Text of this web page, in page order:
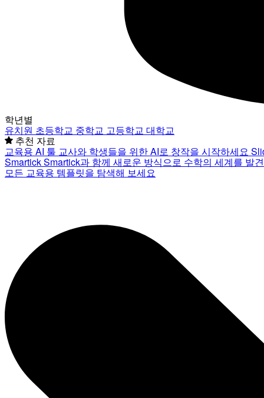
학년별
유치원 초등학교 중학교 고등학교 대학교
추천 자료
교육용 AI 툴 교사와 학생들을 위한 AI로 창작을 시작하세요
SmartickSmartick과 함께 새로운 방식으로 수학의 세계를 발
모든 교육용 템플릿을 탐색해 보세요